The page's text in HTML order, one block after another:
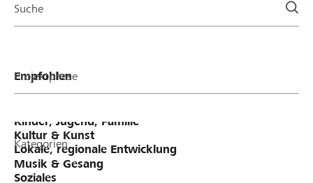
Suche
Projektphase
Kategorien